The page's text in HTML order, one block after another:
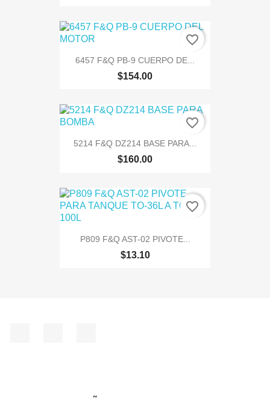
6457 F&Q PB-9 CUERPO DE...
$154.00
favorite_border
5214 F&Q DZ214 BASE PARA...
$160.00
favorite_border
P809 F&Q AST-02 PIVOTE...
$13.10
favorite_border